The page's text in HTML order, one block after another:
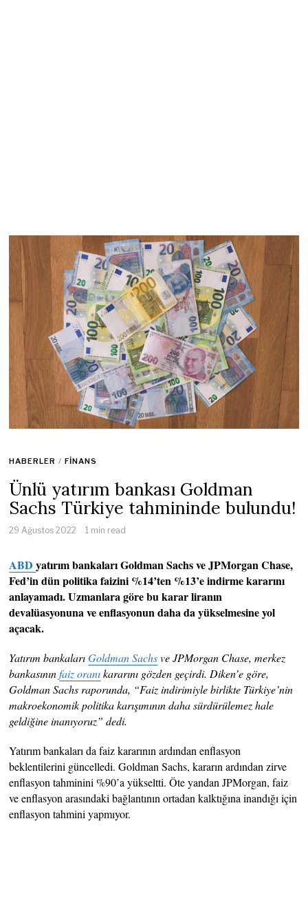
HABERLER / FINANS
Ünlü yatırım bankası Goldman
Sachs Türkiye tahmininde bulundu!
29 Ağustos 2022 1 min read
ABDyatırım bankaları Goldman Sachs ve JPMorgan Chase,
Fed’in dün politika faizini %14’ten %13’e indirme kararını
anlayamadı. Uzmanlara göre bu karar liranın
devalüasyonuna ve enflasyonun daha da yükselmesine yol
açacak.
Yatırım bankalarıGoldman Sachsve JPMorgan Chase, merkez
bankasınınfaiz oranıkararını gözden geçirdi. Diken’e göre,
Goldman Sachs raporunda, “Faiz indirimiyle birlikte Türkiye’nin
makroekonomik politika karışımının daha sürdürülemez hale
geldiğine inanıyoruz” dedi.
Yatırım bankaları da faiz kararının ardından enflasyon
beklentilerini güncelledi. Goldman Sachs, kararın ardından zirve
enflasyon tahminini %90’a yükseltti. Öte yandan JPMorgan, faiz
ve enflasyon arasındaki bağlantının ortadan kalktığına inandığı için
enflasyon tahmini yapmıyor.